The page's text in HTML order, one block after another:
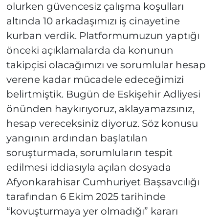
olurken güvencesiz çalışma koşulları
altında 10 arkadaşımızı iş cinayetine
kurban verdik. Platformumuzun yaptığı
önceki açıklamalarda da konunun
takipçisi olacağımızı ve sorumlular hesap
verene kadar mücadele edeceğimizi
belirtmiştik. Bugün de Eskişehir Adliyesi
önünden haykırıyoruz, aklayamazsınız,
hesap vereceksiniz diyoruz. Söz konusu
yangının ardından başlatılan
soruşturmada, sorumluların tespit
edilmesi iddiasıyla açılan dosyada
Afyonkarahisar Cumhuriyet Başsavcılığı
tarafından 6 Ekim 2025 tarihinde
“kovuşturmaya yer olmadığı” kararı